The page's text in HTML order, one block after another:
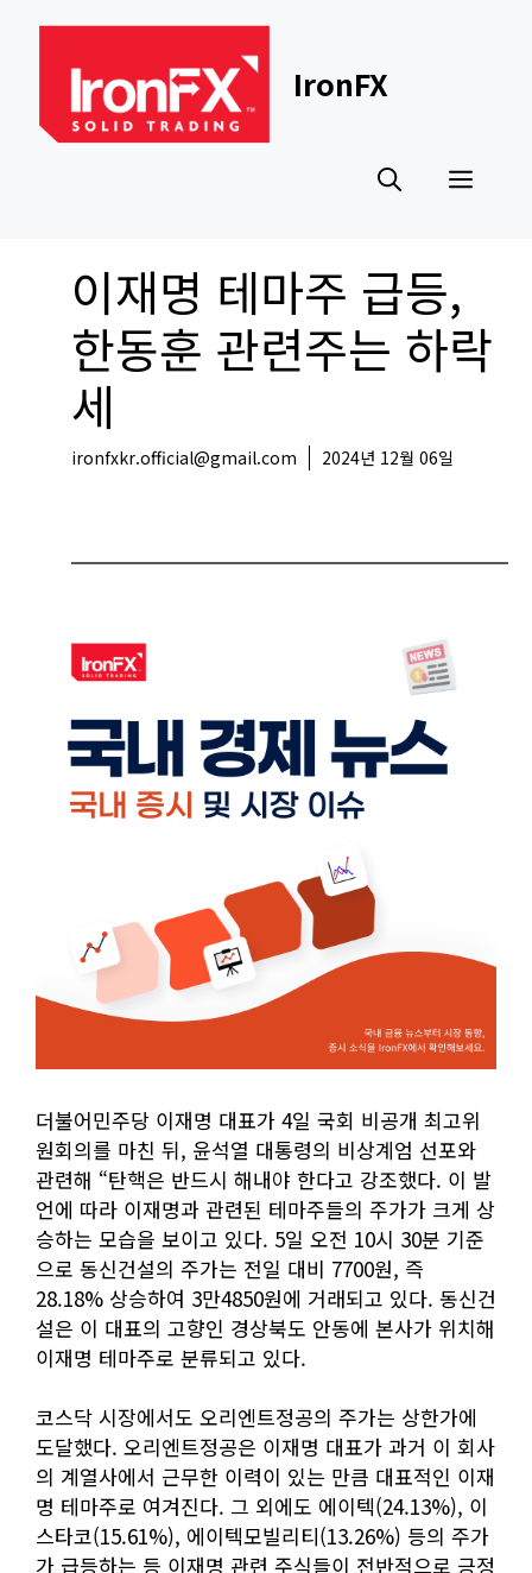
content
IronFX
이재명 테마주 급등,
한동훈 관련주는 하락
세
ironfxkr.official@gmail.com 2024년 12월 06일
더불어민주당 이재명 대표가 4일 국회 비공개 최고위
원회의를 마친 뒤, 윤석열 대통령의 비상계엄 선포와
관련해 “탄핵은 반드시 해내야 한다고 강조했다. 이 발
언에 따라 이재명과 관련된 테마주들의 주가가 크게 상
승하는 모습을 보이고 있다. 5일 오전 10시 30분 기준
으로 동신건설의 주가는 전일 대비 7700원, 즉
28.18% 상승하여 3만4850원에 거래되고 있다. 동신건
설은 이 대표의 고향인 경상북도 안동에 본사가 위치해
이재명 테마주로 분류되고 있다.
코스닥 시장에서도 오리엔트정공의 주가는 상한가에
도달했다. 오리엔트정공은 이재명 대표가 과거 이 회사
의 계열사에서 근무한 이력이 있는 만큼 대표적인 이재
명 테마주로 여겨진다. 그 외에도 에이텍(24.13%), 이
스타코(15.61%), 에이텍모빌리티(13.26%) 등의 주가
가 급등하는 등 이재명 관련 주식들이 전반적으로 긍정